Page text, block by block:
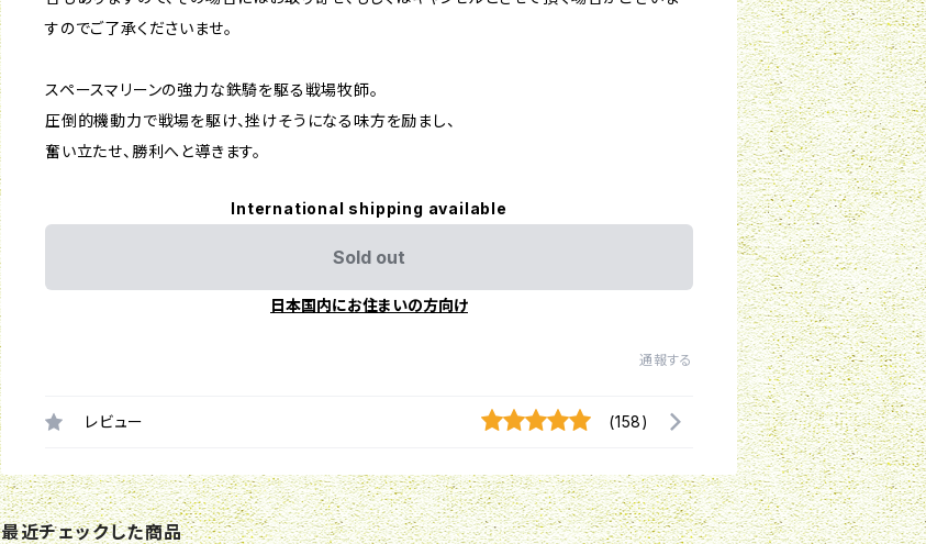
すのでご了承くださいませ。
スペースマリーンの強力な鉄騎を駆る戦場牧師。
圧倒的機動力で戦場を駆け、挫けそうになる味方を励まし、
奮い立たせ、勝利へと導きます。
International shipping available
Sold out
日本国内にお住まいの方向け
通報する
レビュー (158)
最近チェックした商品